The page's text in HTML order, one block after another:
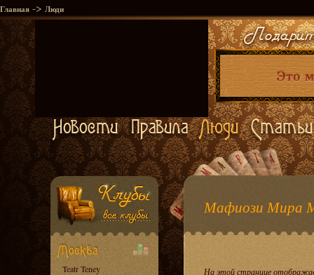
Главная -> Люди
Teatr Teney
Мафиози Мира
На этой странице